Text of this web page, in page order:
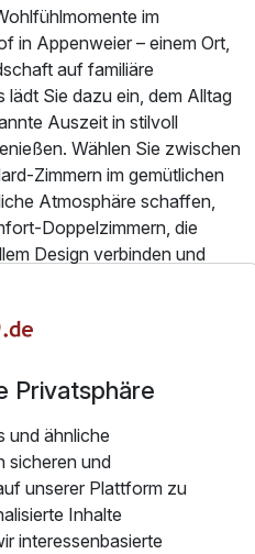
p.P. ab
im
in Appenweier – einem Ort,
auf familiäre
lädt Sie dazu ein, dem Alltag
Auszeit in stilvoll
Wählen Sie zwischen
Zimmern im gemütlichen
Atmosphäre schaffen,
Doppelzimmern, die
Design verbinden und
Restaurant Klara kulinarische
Sie die Vielfalt der
unseren internationalen
Ob ein romantisches
Dinner mit der Familie
– bei uns wird jeder
Erlebnis.
Privatsphäre
und ähnliche
sicheren und
unserer Plattform zu
Inhalte
interessenbasierte